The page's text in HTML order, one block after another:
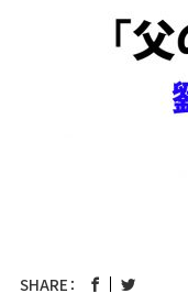
SHARE：